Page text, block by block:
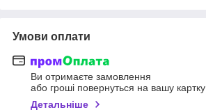
Умови оплати
Ви отримаєте замовлення
або гроші повернуться на вашу картку
Детальніше